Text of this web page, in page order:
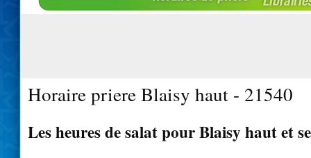
Horaire priere Blaisy haut - 21540
Les heures de salat pour Blaisy haut et